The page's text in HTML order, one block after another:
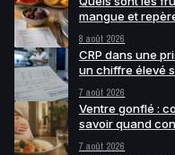
mangue et
8 août 2026
CRP dans une
un chiffre élevé
7 août 2026
Ventre gonflé :
savoir quand
7 août 2026